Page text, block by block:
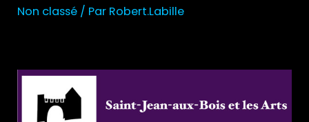
Non classé / Par Robert.Labille